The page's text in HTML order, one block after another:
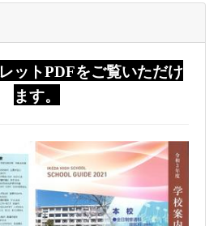
ットPDFをご覧いただけ
ます。